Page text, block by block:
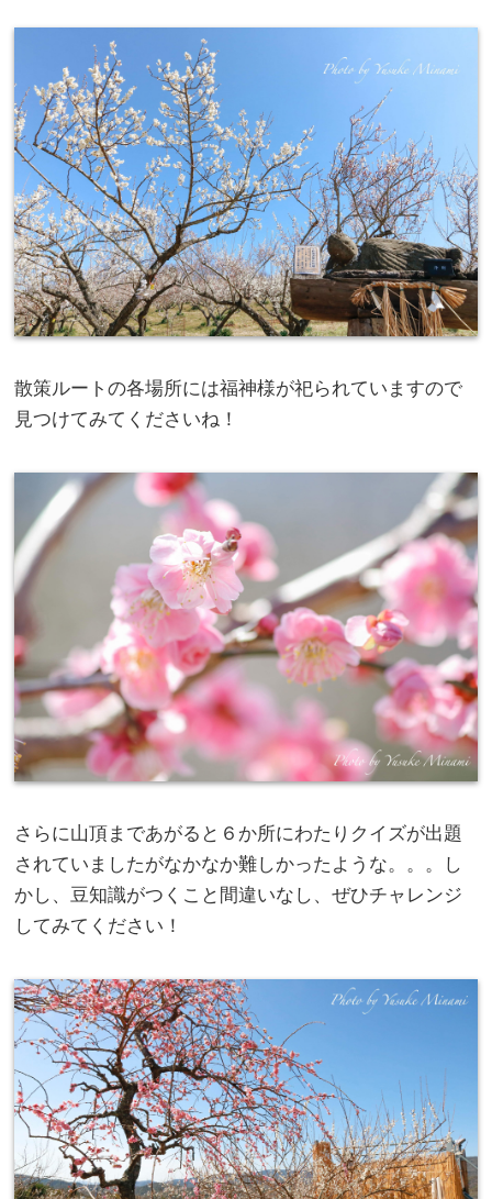
散策ルートの各場所には福神様が祀られていますので
見つけてみてくださいね！
さらに山頂まであがると６か所にわたりクイズが出題
されていましたがなかなか難しかったような。。。し
かし、豆知識がつくこと間違いなし、ぜひチャレンジ
してみてください！